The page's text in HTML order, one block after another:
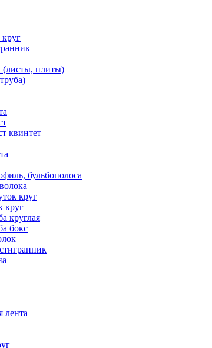
(листы, плиты)
квинтет
бульбополоса
круг
круг
круглая
бокс
лента